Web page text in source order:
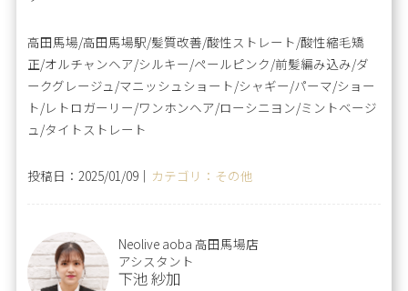
高田馬場/高田馬場駅/髪質改善/酸性ストレート/酸性縮毛矯
正/オルチャンヘア/シルキー/ペールピンク/前髪編み込み/ダ
ークグレージュ/マニッシュショート/シャギー/パーマ/ショー
ト/レトロガーリー/ワンホンヘア/ローシニヨン/ミントベージ
ュ/タイトストレート
投稿日：2025/01/09｜ カテゴリ：その他
Neolive aoba 高田馬場店
アシスタント
下池 紗加